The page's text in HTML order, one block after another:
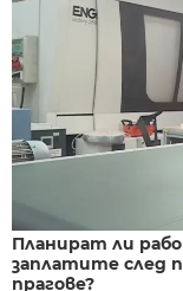
Планират ли
заплатите след
прагове?